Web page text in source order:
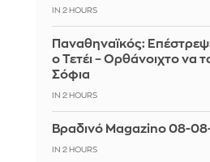
IN 2 HOURS
Παναθηναϊκός:
ο Τετέι – Ορθάνοιχτο να
Σόφια
IN 2 HOURS
Βραδινό Magazino 08-
IN 2 HOURS